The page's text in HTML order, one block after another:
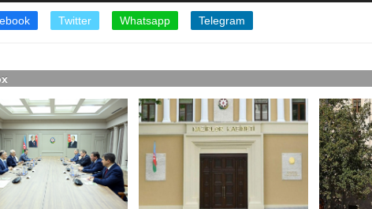
Twitter Whatsapp Telegram